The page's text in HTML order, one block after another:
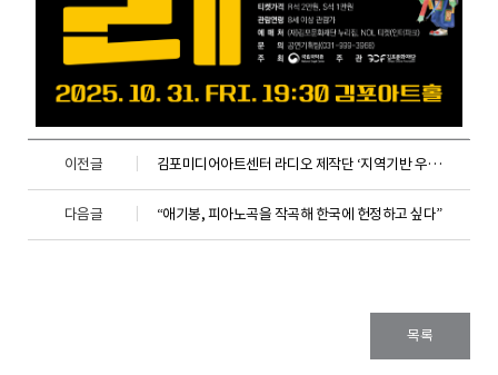
이전글 김포미디어아트센터 라디오 제작단 ‘지역기반 우수활동상’ 수상!
다음글 “애기봉, 피아노곡을 작곡해 한국에 헌정하고 싶다”
목록